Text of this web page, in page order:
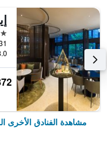
3 نجوم
8.0 كيلومتر
مشاهدة الفنادق الأخرى